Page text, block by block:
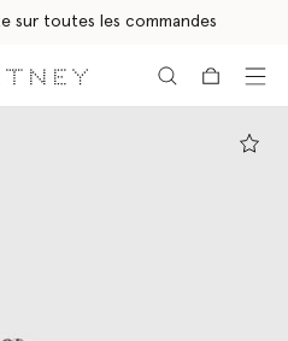
sur toutes les commandes